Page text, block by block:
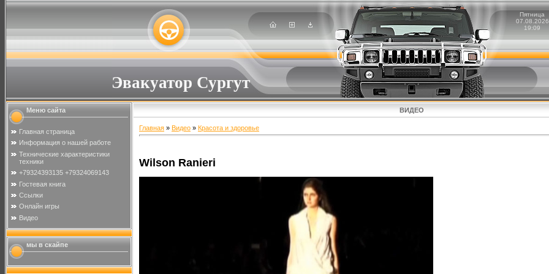
Эвакуатор Сургут
Пятница
07.08.2026
19:09
Меню сайта
Главная страница
Информация о нашей работе
Технические характеристики
техники
+79324393135 +79324069143
Гостевая книга
Ссылки
Онлайн игры
Видео
мы в скайпе
ВИДЕО
Главная » Видео » Красота и здоровье
Wilson Ranieri